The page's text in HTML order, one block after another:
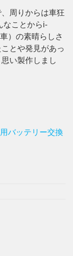
周りからは車狂
なことからi-
）の素晴らしさ
とや発見があっ
い製作しまし
バッテリー交換